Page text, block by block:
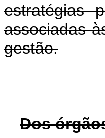
estratégias
associadas
gestão.
Dos